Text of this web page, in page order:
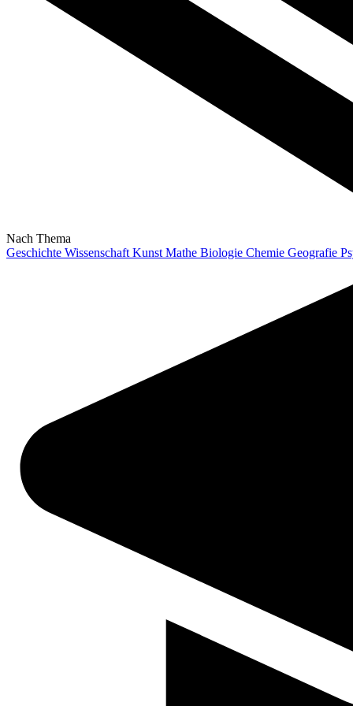
Nach Thema
Geschichte Wissenschaft Kunst Mathe Biologie Chemie Geografie